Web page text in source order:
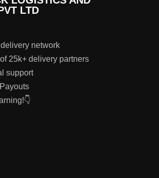
LTD
delivery network
25k+ delivery partners
support